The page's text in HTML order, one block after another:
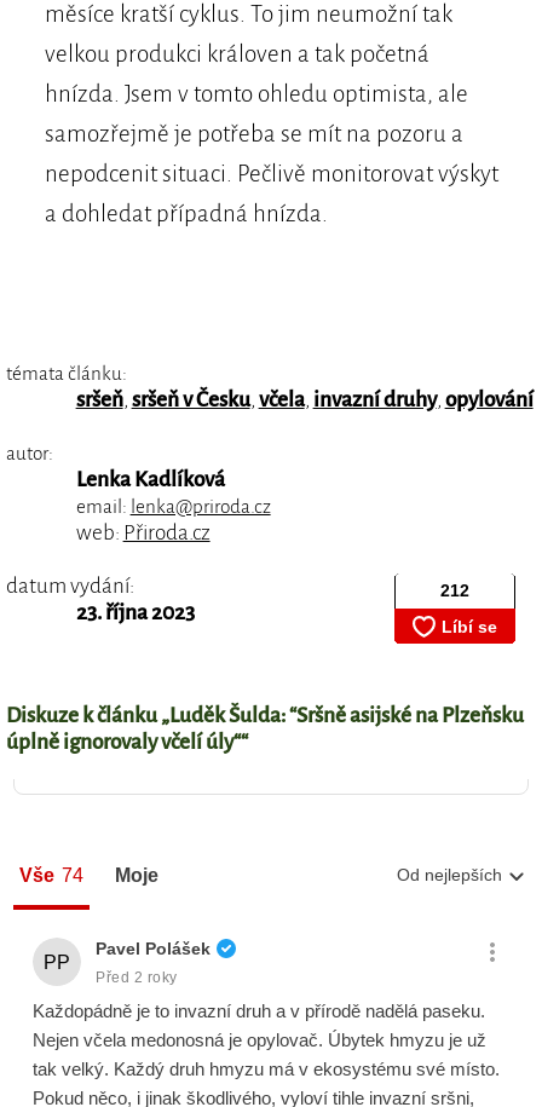
měsíce kratší cyklus. To jim neumožní tak
velkou produkci královen a tak početná
hnízda. Jsem v tomto ohledu optimista, ale
samozřejmě je potřeba se mít na pozoru a
nepodcenit situaci. Pečlivě monitorovat výskyt
a dohledat případná hnízda.
témata článku:
sršeň, sršeň v Česku, včela, invazní druhy, opylování
autor:
Lenka Kadlíková
email: lenka@priroda.cz
web: Přiroda.cz
datum vydání:
23. října 2023
Diskuze k článku „Luděk Šulda: “Sršně asijské na Plzeňsku
úplně ignorovaly včelí úly““